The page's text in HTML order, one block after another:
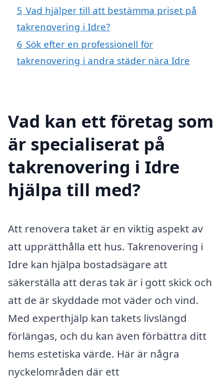
5 Vad hjälper till att bestämma priset på
takrenovering i Idre?
6 Sök efter en professionell för
takrenovering i andra städer nära Idre
Vad kan ett företag som
är specialiserat på
takrenovering i Idre
hjälpa till med?
Att renovera taket är en viktig aspekt av
att upprätthålla ett hus. Takrenovering i
Idre kan hjälpa bostadsägare att
säkerställa att deras tak är i gott skick och
att de är skyddade mot väder och vind.
Med experthjälp kan takets livslängd
förlängas, och du kan även förbättra ditt
hems estetiska värde. Här är några
nyckelområden där ett